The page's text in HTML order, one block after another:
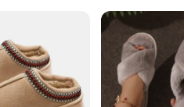
is thoughtfully crafted to cater to
professional or a mother on the go.
and practicality.